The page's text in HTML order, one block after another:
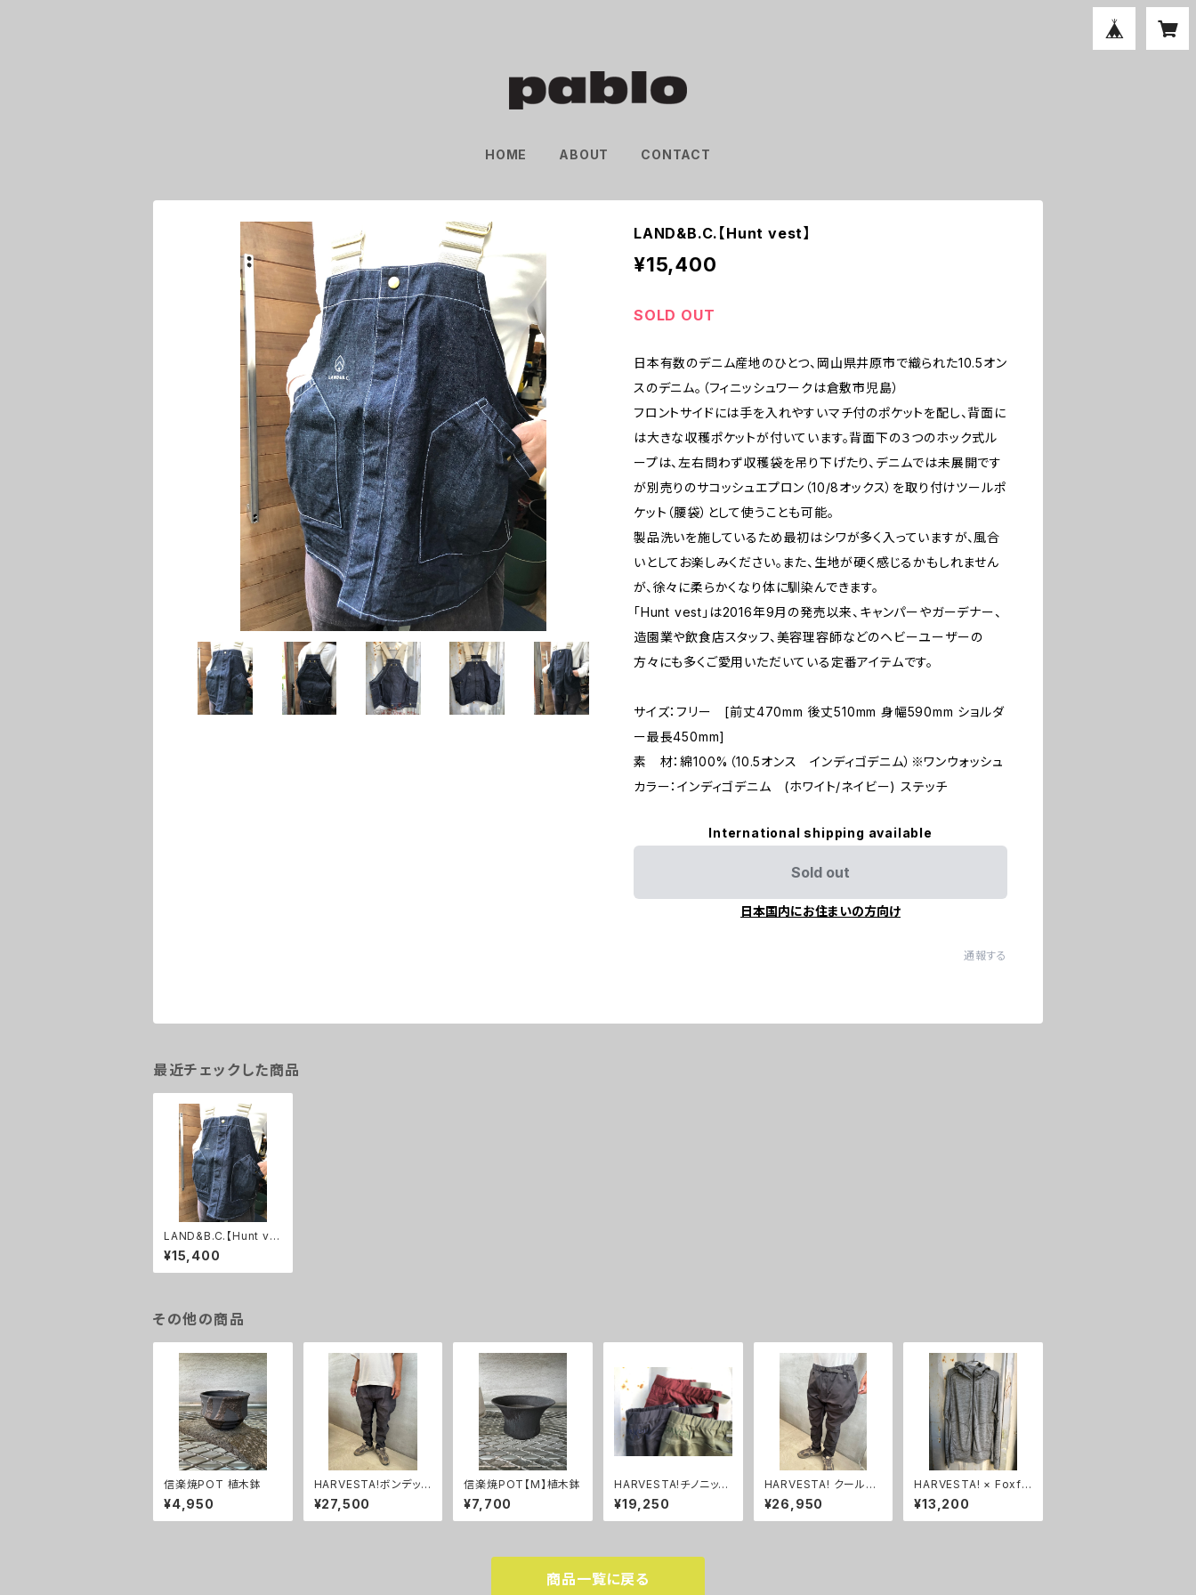
HOME ABOUT CONTACT
LAND&B.C.【Hunt vest】
¥15,400
SOLD OUT
日本有数のデニム産地のひとつ、岡山県井原市で織られた10.5オン
スのデニム。（フィニッシュワークは倉敷市児島）
フロントサイドには手を入れやすいマチ付のポケットを配し、背面に
は大きな収穫ポケットが付いています。背面下の３つのホック式ル
ープは、左右問わず収穫袋を吊り下げたり、デニムでは未展開です
が別売りのサコッシュエプロン（10/8オックス）を取り付けツールポ
ケット（腰袋）として使うことも可能。
製品洗いを施しているため最初はシワが多く入っていますが、風合
いとしてお楽しみください。また、生地が硬く感じるかもしれません
が、徐々に柔らかくなり体に馴染んできます。
「Hunt vest」は2016年9月の発売以来、キャンパーやガーデナー、
造園業や飲食店スタッフ、美容理容師などのヘビーユーザーの
方々にも多くご愛用いただいている定番アイテムです。
サイズ：フリー [前丈470mm 後丈510mm 身幅590mm ショルダ
ー最長450mm]
素 材：綿100%（10.5オンス インディゴデニム）※ワンウォッシュ
カラー：インディゴデニム (ホワイト/ネイビー) ステッチ
International shipping available
Sold out
日本国内にお住まいの方向け
通報する
最近チェックした商品
LAND&B.C.【Hunt ve
st】
¥15,400
その他の商品
信楽焼POT 植木鉢
¥4,950
HARVESTA!ボンデッ
ジデニムニッカボッカー
ズ
¥27,500
信楽焼POT【M】植木鉢
¥7,700
HARVESTA!チノニッカ
パンツ(2022年モデル)
¥19,250
HARVESTA! クールメ
ッシュニッカパンツ
¥26,950
HARVESTA! × Foxfir
e スコーロンフーディー
¥13,200
商品一覧に戻る